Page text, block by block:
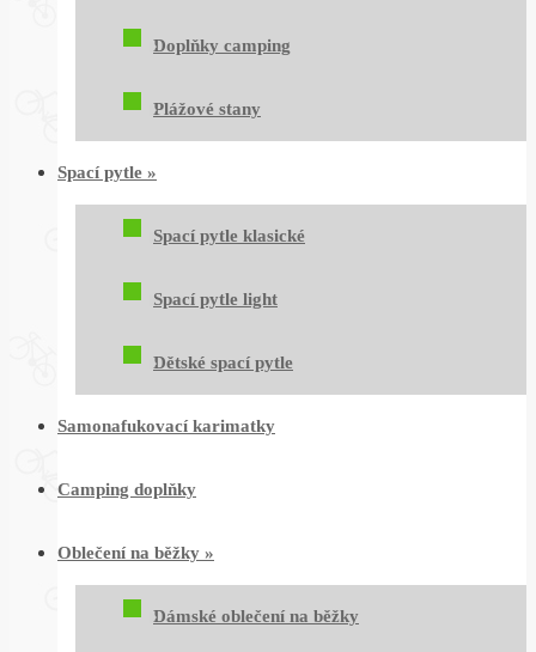
Doplňky camping
Plážové stany
Spací pytle »
Spací pytle klasické
Spací pytle light
Dětské spací pytle
Samonafukovací karimatky
Camping doplňky
Oblečení na běžky »
Dámské oblečení na běžky